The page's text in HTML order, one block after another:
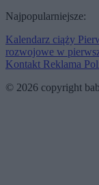
Najpopularniejsze:
Kalendarz ciąży
rozwojowe w
Kontakt Reklama
© 2026 copyright